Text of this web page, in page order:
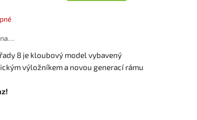
8 je kloubový model vybavený
výložníkem a novou generací rámu